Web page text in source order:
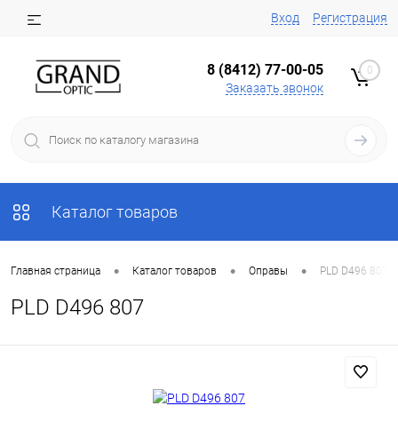
Вход Регистрация
8 (8412) 77-00-05
Заказать звонок
0
Каталог товаров
Главная страница • Каталог товаров • Оправы • PLD D496 807
PLD D496 807